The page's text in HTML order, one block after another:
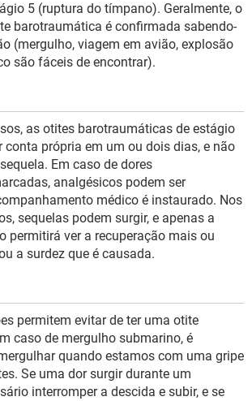
5 (ruptura do tímpano). Geralmente, o
barotraumática é confirmada sabendo-
(mergulho, viagem em avião, explosão
são fáceis de encontrar).
as otites barotraumáticas de estágio
conta própria em um ou dois dias, e não
Em caso de dores
analgésicos podem ser
médico é instaurado. Nos
sequelas podem surgir, e apenas a
permitirá ver a recuperação mais ou
a surdez que é causada.
permitem evitar de ter uma otite
caso de mergulho submarino, é
quando estamos com uma gripe
Se uma dor surgir durante um
interromper a descida e subir, e se